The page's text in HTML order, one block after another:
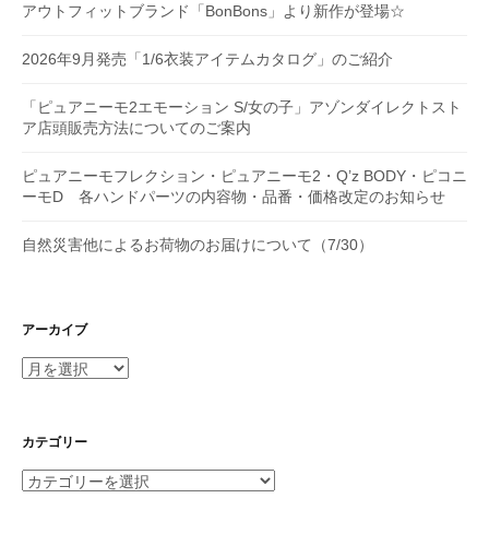
アウトフィットブランド「BonBons」より新作が登場☆
2026年9月発売「1/6衣装アイテムカタログ」のご紹介
「ピュアニーモ2エモーション S/女の子」アゾンダイレクトスト
ア店頭販売方法についてのご案内
ピュアニーモフレクション・ピュアニーモ2・Q’z BODY・ピコニ
ーモD 各ハンドパーツの内容物・品番・価格改定のお知らせ
自然災害他によるお荷物のお届けについて（7/30）
アーカイブ
ア
イ
カテゴリー
カ